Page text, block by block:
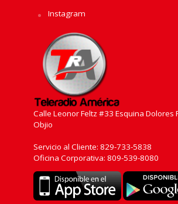
Instagram
Calle Leonor Feltz #33 Esquina Dolores
Objio
Servicio al Cliente: 829-733-5838
Oficina Corporativa: 809-539-8080